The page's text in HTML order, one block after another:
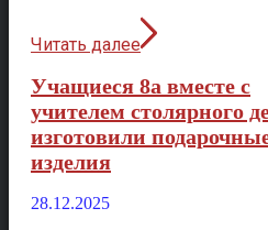
Читать далее
Учащиеся 8а вместе с
учителем столярного
изготовили
изделия
28.12.2025